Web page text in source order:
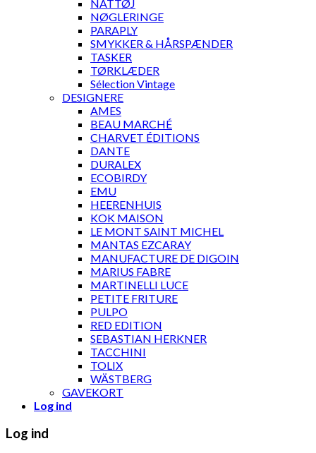
NATTØJ
NØGLERINGE
PARAPLY
SMYKKER & HÅRSPÆNDER
TASKER
TØRKLÆDER
Sélection Vintage
DESIGNERE
AMES
BEAU MARCHÉ
CHARVET ÉDITIONS
DANTE
DURALEX
ECOBIRDY
EMU
HEERENHUIS
KOK MAISON
LE MONT SAINT MICHEL
MANTAS EZCARAY
MANUFACTURE DE DIGOIN
MARIUS FABRE
MARTINELLI LUCE
PETITE FRITURE
PULPO
RED EDITION
SEBASTIAN HERKNER
TACCHINI
TOLIX
WÄSTBERG
GAVEKORT
Log ind
Log ind